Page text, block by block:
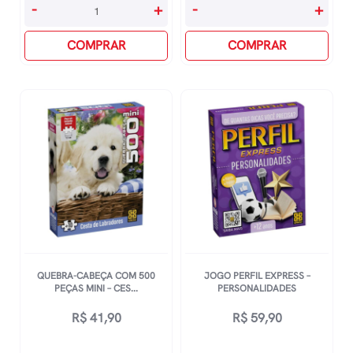
Quebra-
2000
Dubrovnik
quantidade
- +
COMPRAR
Boneca
School
- +
COMPRAR
QUEBRA-CABEÇA COM 500
PEÇAS MINI – CES...
R$41,90
JOGO PERFIL EXPRESS –
PERSONALIDADES
R$59,90